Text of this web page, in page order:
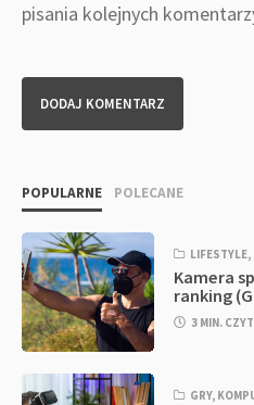
pisania kolejnych
POPULARNE POLECANE
LIFESTYLE,
Kamera
ranking
3 MIN.
GRY,